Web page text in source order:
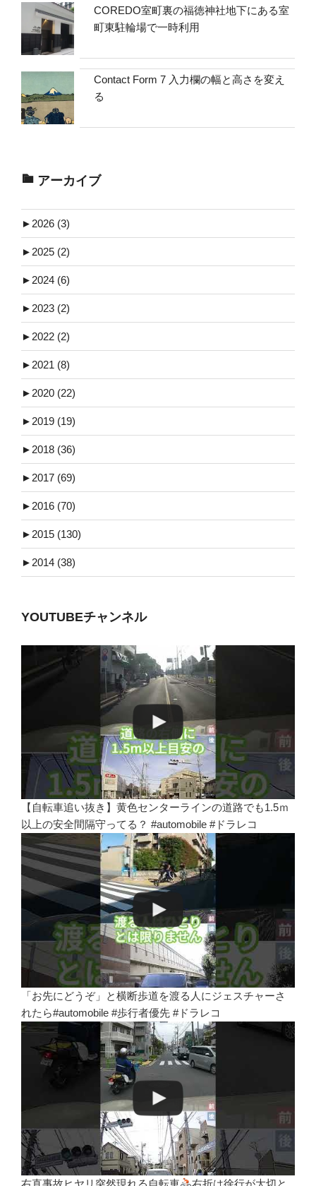
COREDO室町裏の福徳神社地下にある室
町東駐輪場で一時利用
Contact Form 7 入力欄の幅と高さを変え
る
アーカイブ
► 2026 (3)
► 2025 (2)
► 2024 (6)
► 2023 (2)
► 2022 (2)
► 2021 (8)
► 2020 (22)
► 2019 (19)
► 2018 (36)
► 2017 (69)
► 2016 (70)
► 2015 (130)
► 2014 (38)
YOUTUBEチャンネル
【自転車追い抜き】黄色センターラインの道路でも1.5ｍ
以上の安全間隔守ってる？ #automobile #ドラレコ
「お先にどうぞ」と横断歩道を渡る人にジェスチャーさ
れたら#automobile #歩行者優先 #ドラレコ
右直事故ヒヤリ突然現れる自転車 右折は徐行が大切と